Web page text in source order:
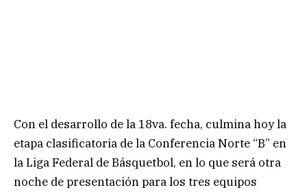
Con el desarrollo de la 18va. fecha, culmina hoy la
etapa clasificatoria de la Conferencia Norte “B” en
la Liga Federal de Básquetbol, en lo que será otra
noche de presentación para los tres equipos